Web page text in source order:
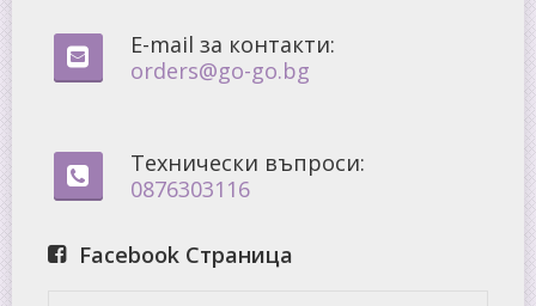
E-mail за контакти:
orders@go-go.bg
Технически въпроси:
0876303116
Facebook Страница